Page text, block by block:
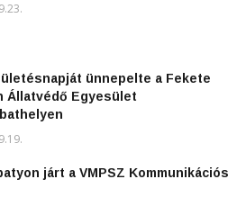
ünnepelte a Fekete
Állatvédő Egyesület
járt a VMPSZ Kommunikációs